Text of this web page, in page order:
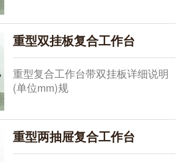
1800*750*800+500，
2100*750*800+500，现货供应其他
规格需要定做桌面:总厚50mm由
2mm绿色耐磨胶片+48mm高密度板
+黑色pvc胶条机
重型双挂板复合工作台
重型复合工作台带双挂板详细说明
(单位mm)​规
1800*750*800+1000，
2100*750*800+1000，现货供应其
他规格需要定做桌面:总厚50mm由
2mm绿色耐磨胶片+48mm高密度板
重型两抽屉复合工作台